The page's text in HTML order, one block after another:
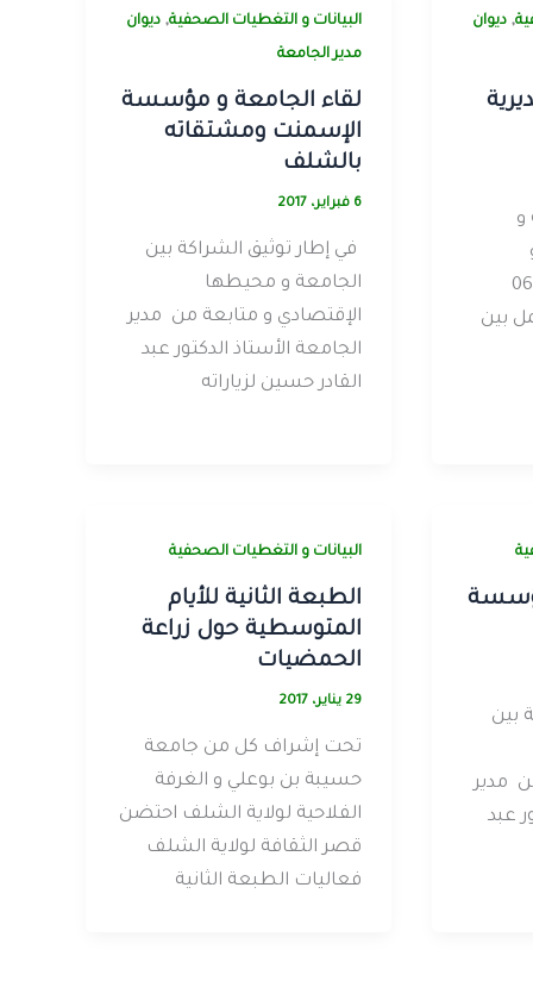
, ديوان
و
محيطها، عقد الإثنين 06
عمل بين
البيانات و التغطيات الصحفية,ديوان
مدير الجامعة
لقاء الجامعة و مؤسسة
الإسمنت ومشتقاته
بالشلف
6 فبراير، 2017
في إطار توثيق الشراكة بين
الجامعة و محيطها
الإقتصادي و متابعة من مدير
الجامعة الأستاذ الدكتور عبد
القادر حسين لزياراته
بين
مدير
عبد
البيانات و التغطيات الصحفية
الطبعة الثانية للأيام
المتوسطية حول زراعة
الحمضيات
29 يناير، 2017
تحت إشراف كل من جامعة
حسيبة بن بوعلي و الغرفة
الفلاحية لولاية الشلف احتضن
قصر الثقافة لولاية الشلف
فعاليات الطبعة الثانية